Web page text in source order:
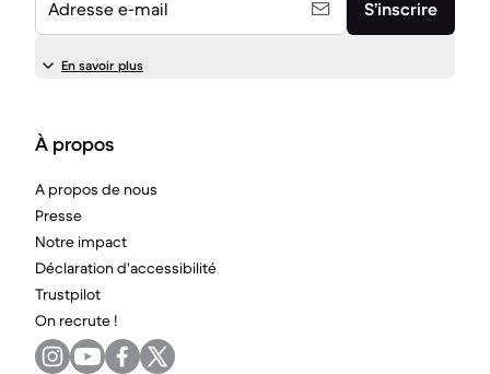
Adresse e-mail S’inscrire
En savoir plus
À propos
A propos de nous
Presse
Notre impact
Déclaration d'accessibilité
Trustpilot
On recrute !